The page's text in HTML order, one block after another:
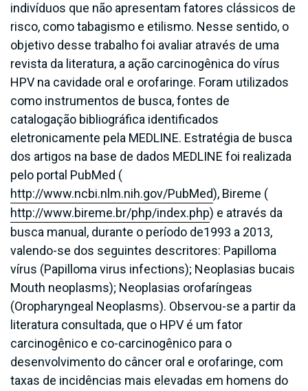
indivíduos que não apresentam fatores clássicos de
risco, como tabagismo e etilismo. Nesse sentido, o
objetivo desse trabalho foi avaliar através de uma
revista da literatura, a ação carcinogênica do vírus
HPV na cavidade oral e orofaringe. Foram utilizados
como instrumentos de busca, fontes de
catalogação bibliográfica identificados
eletronicamente pela MEDLINE. Estratégia de busca
dos artigos na base de dados MEDLINE foi realizada
pelo portal PubMed (
http://www.ncbi.nlm.nih.gov/PubMed), Bireme (
http://www.bireme.br/php/index.php) e através da
busca manual, durante o período de1993 a 2013,
valendo-se dos seguintes descritores: Papilloma
vírus (Papilloma virus infections); Neoplasias bucais
Mouth neoplasms); Neoplasias orofaríngeas
(Oropharyngeal Neoplasms). Observou-se a partir da
literatura consultada, que o HPV é um fator
carcinogênico e co-carcinogênico para o
desenvolvimento do câncer oral e orofaringe, com
taxas de incidências mais elevadas em homens do